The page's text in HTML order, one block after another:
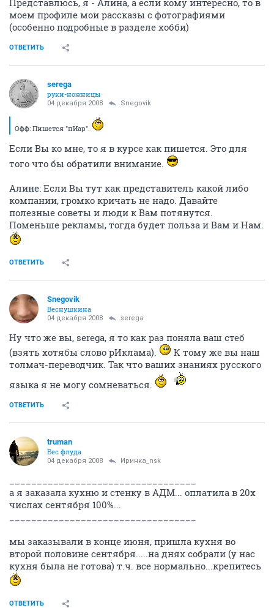
Представлюсь, я - Алина, а если кому интересно, то в
моем профиле мои рассказы с фотографиями
(особенно подробные в разделе хобби)
ОТВЕТИТЬ
serega
руки-ножницы
04 декабря 2008 Snegovik
Офф: Пишется "пИар".
Если Вы ко мне, то я в курсе как пишется. Это для
того что бы обратили внимание.
Алине: Если Вы тут как представитель какой либо
компании, громко кричать не надо. Давайте
полезные советы и люди к Вам потянутся.
Поменьше рекламы, тогда будет польза и Вам и Нам.
ОТВЕТИТЬ
Snegovik
Веснушкина
04 декабря 2008 serega
Ну что же вы, serega, я то как раз поняла ваш стеб
(взять хотябы слово рИклама).
К тому же вы наш
толмач-переводчик. Так что ваших знаниях русского
языка я не могу сомневаться.
ОТВЕТИТЬ
truman
Бес флуда
04 декабря 2008 Иринка_nsk
а я заказала кухню и стенку в АДМ... оплатила в 20х
числах сентября 100%...
мы заказывали в конце июня, пришла кухня во
второй половине сентября.....на днях собрали (у нас
кухня была не готова) т.ч. все нормально...крепитесь
ОТВЕТИТЬ